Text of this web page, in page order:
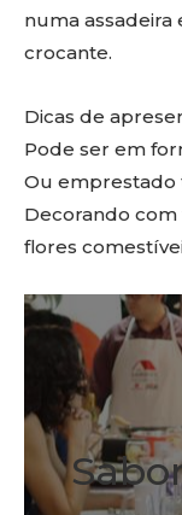
numa assadeira
crocante.
Dicas de
Pode ser em
Ou
Decorando
flores